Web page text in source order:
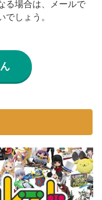
る場合は、メールで
しょう。